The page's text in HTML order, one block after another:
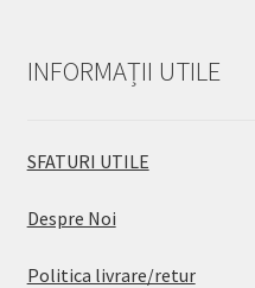
INFORMAȚII UTILE
SFATURI UTILE
Despre Noi
Politica livrare/retur